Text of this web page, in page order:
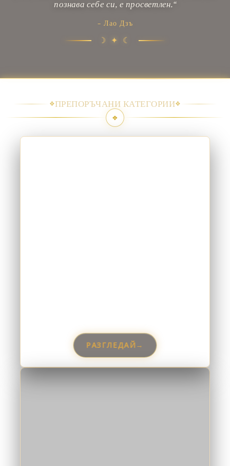
познава себе си, е просветлен.“
- Лао Дзъ
☽ ✦ ☾
❖ПРЕПОРЪЧАНИ КАТЕГОРИИ❖
❖
РАЗГЛЕДАЙ→